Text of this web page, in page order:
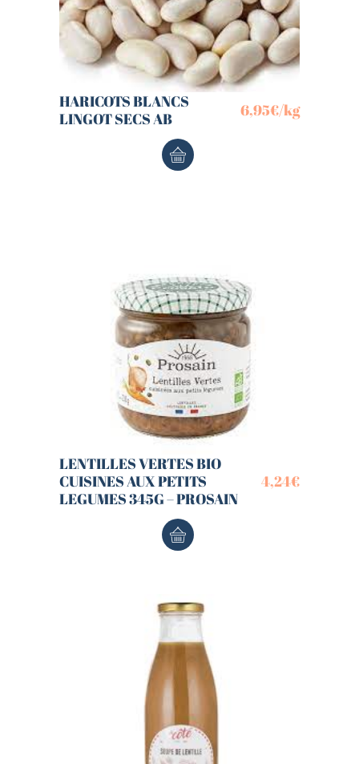
HARICOTS BLANCS
LINGOT SECS AB
6,95€/kg
LENTILLES VERTES BIO
CUISINES AUX PETITS
LEGUMES 345G – PROSAIN
4,24€